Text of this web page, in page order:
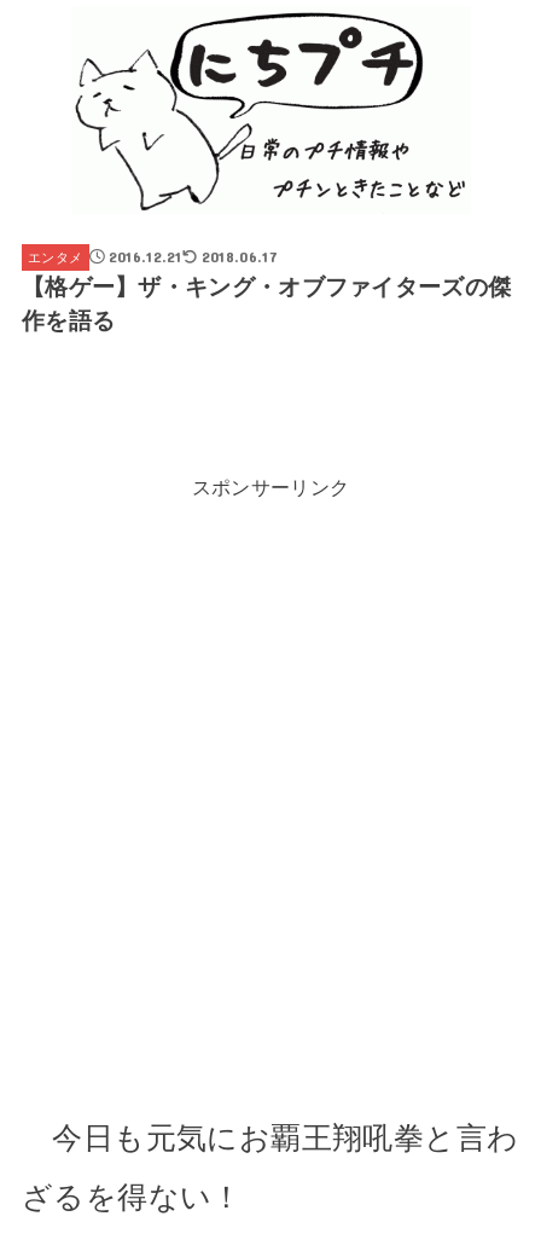
エンタメ 2016.12.21 2018.06.17
【格ゲー】ザ・キング・オブファイターズの傑
作を語る
スポンサーリンク
今日も元気にお覇王翔吼拳と言わ
ざるを得ない！